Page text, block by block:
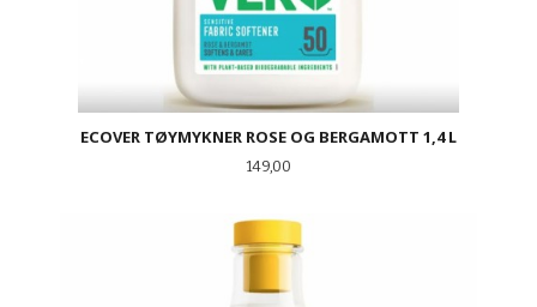
ECOVER TØYMYKNER ROSE OG BERGAMOTT 1,4 L
Pris
149,00